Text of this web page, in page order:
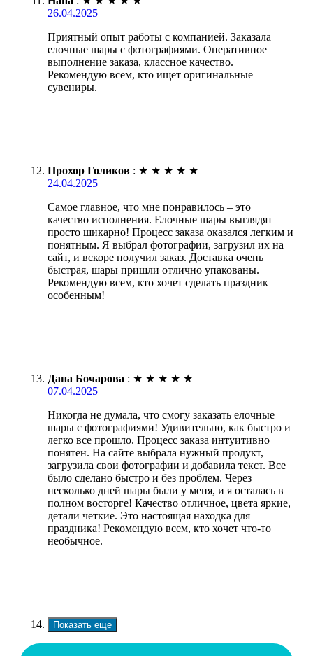
26.04.2025
Приятный опыт работы с компанией. Заказала
елочные шары с фотографиями. Оперативное
выполнение заказа, классное качество.
Рекомендую всем, кто ищет оригинальные
сувениры.
Прохор Голиков : ★ ★ ★ ★ ★
24.04.2025
Самое главное, что мне понравилось – это
качество исполнения. Елочные шары выглядят
просто шикарно! Процесс заказа оказался легким и
понятным. Я выбрал фотографии, загрузил их на
сайт, и вскоре получил заказ. Доставка очень
быстрая, шары пришли отлично упакованы.
Рекомендую всем, кто хочет сделать праздник
особенным!
Дана Бочарова : ★ ★ ★ ★ ★
07.04.2025
Никогда не думала, что смогу заказать елочные
шары с фотографиями! Удивительно, как быстро и
легко все прошло. Процесс заказа интуитивно
понятен. На сайте выбрала нужный продукт,
загрузила свои фотографии и добавила текст. Все
было сделано быстро и без проблем. Через
несколько дней шары были у меня, и я осталась в
полном восторге! Качество отличное, цвета яркие,
детали четкие. Это настоящая находка для
праздника! Рекомендую всем, кто хочет что-то
необычное.
Показать еще